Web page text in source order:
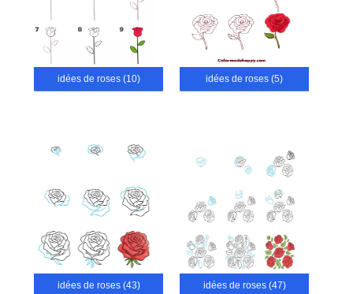
idées de roses (10) idées de roses (5)
idées de roses (43) idées de roses (47)